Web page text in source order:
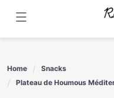
content
Home
Snacks
Plateau de Houmous